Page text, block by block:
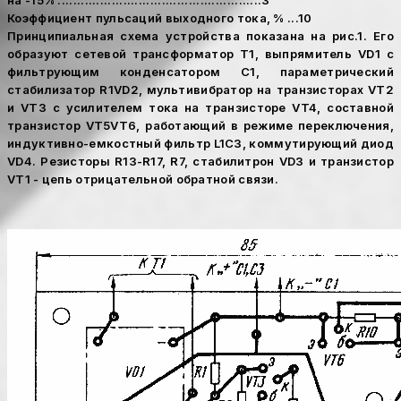
Коэффициент пульсаций выходного тока, % ...10
Принципиальная схема устройства показана на рис.1. Его
образуют сетевой трансформатор Т1, выпрямитель VD1 с
фильтрующим конденсатором С1, параметрический
стабилизатор R1VD2, мультивибратор на транзисторах VT2
и VT3 с усилителем тока на транзисторе VT4, составной
транзистор VT5VT6, работающий в режиме переключения,
индуктивно-емкостный фильтр L1C3, коммутирующий диод
VD4. Резисторы R13-R17, R7, стабилитрон VD3 и транзистор
VT1 - цепь отрицательной обратной связи.